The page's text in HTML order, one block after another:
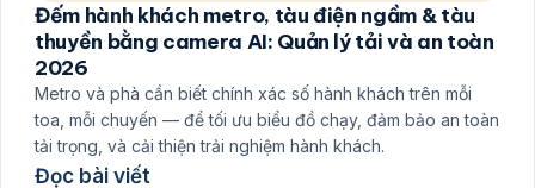
Đếm hành khách metro, tàu điện ngầm & tàu
thuyền bằng camera AI: Quản lý tải và an toàn
2026
Metro và phà cần biết chính xác số hành khách trên mỗi
toa, mỗi chuyến — để tối ưu biểu đồ chạy, đảm bảo an toàn
tải trọng, và cải thiện trải nghiệm hành khách.
Đọc bài viết